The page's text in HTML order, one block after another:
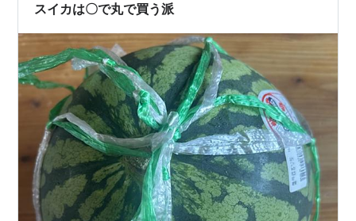
スイカは〇で丸で買う派